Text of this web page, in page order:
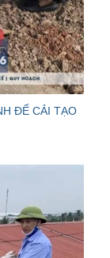
ĐỂ CẢI TẠO